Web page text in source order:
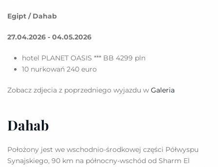
Egipt / Dahab
27.04.2026 - 04.05.2026
hotel PLANET OASIS *** BB 4299 pln
10 nurkowań 240 euro
Zobacz zdjecia z poprzedniego wyjazdu w Galeria
Dahab
Położony jest we wschodnio-środkowej części Półwyspu
Synajskiego, 90 km na północny-wschód od Sharm El